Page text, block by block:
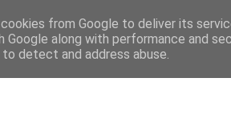
from Google to deliver its
Google along with performance and
detect and address abuse.